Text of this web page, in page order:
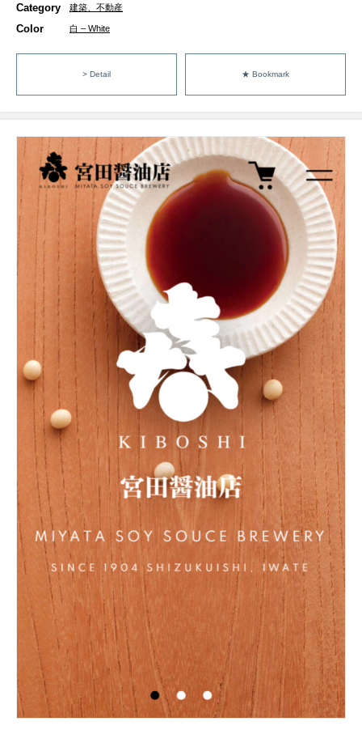
Category 建築、不動産
Color 白 – White
> Detail ★ Bookmark